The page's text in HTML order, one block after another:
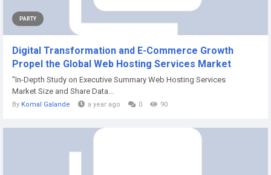
PARTY
Digital Transformation and E-Commerce Growth
Propel the Global Web Hosting Services Market
"In-Depth Study on Executive Summary Web Hosting Services
Market Size and Share Data...
By Komal Galande a year ago 0 90